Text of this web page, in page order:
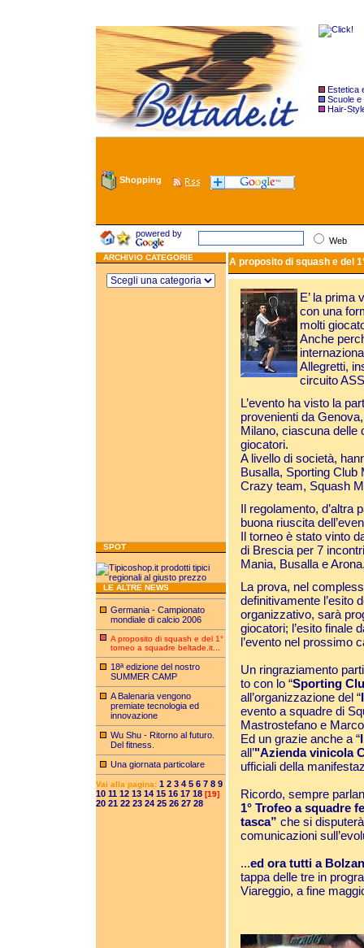
Estetica
Scuole e
Hair-
Shopping
powered by
Web
ARCHIVIO CATEGORIE
SPOT
LE ALTRE NEWS
Germania - Campionato
mondiale di calcio 2006
A proposito di squash e del 1°
torneo a squadre beltade.it...
18ª edizione del nostro
SUMMER CAMP
A Balenaria vengono
premiate tecnologia ed
innovazione
Wu Shu - Ritorno al futuro.
Del fitness.
Una giornata particolare
Vai alla pagina: 1 2 3 4 5 6 7 8 9
10 11 12 13 14 15 16 17 18 [19]
20 21 22 23 24 25 26 27 28
A proposito di squash e del
E’ la prima
con una
molti
Anche
Allegretti,
circuito
L’evento ha visto la
provenienti da
Milano, ciascuna delle
giocatori.
A livello di società,
Busalla, Sporting Club
Crazy team, Squash
Il regolamento, d’altra
buona riuscita
Il torneo è stato vinto
di Brescia per 7
Mania, Busalla e
La prova, nel
definitivamente l’esito
organizzativo, sarà
giocatori; l’esito finale
l’evento nel prossimo
Un ringraziamento
to con lo “Sporting
all’organizzazione del “
evento a squadre di
Mastrostefano e
Ed un grazie anche a “
all’"Azienda vinicola
ufficiali della
Ricordo, sempre
1° Trofeo a squadre
tasca” che si
comunicazioni
...ed ora tutti a
tappa delle tre in
Viareggio, a fine